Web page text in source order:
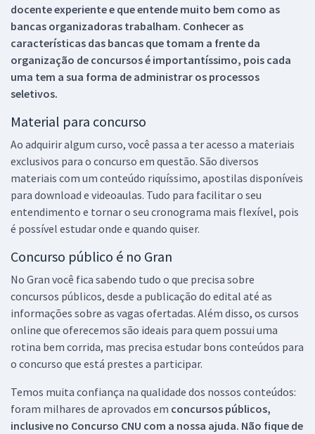
docente experiente e que entende muito bem como as
bancas organizadoras trabalham. Conhecer as
características das bancas que tomam a frente da
organização de concursos é importantíssimo, pois cada
uma tem a sua forma de administrar os processos
seletivos.
Material para concurso
Ao adquirir algum curso, você passa a ter acesso a materiais
exclusivos para o concurso em questão. São diversos
materiais com um conteúdo riquíssimo, apostilas disponíveis
para download e videoaulas. Tudo para facilitar o seu
entendimento e tornar o seu cronograma mais flexível, pois
é possível estudar onde e quando quiser.
Concurso público é no Gran
No Gran você fica sabendo tudo o que precisa sobre
concursos públicos, desde a publicação do edital até as
informações sobre as vagas ofertadas. Além disso, os cursos
online que oferecemos são ideais para quem possui uma
rotina bem corrida, mas precisa estudar bons conteúdos para
o concurso que está prestes a participar.
Temos muita confiança na qualidade dos nossos conteúdos:
foram milhares de aprovados em concursos públicos,
inclusive no Concurso CNU com a nossa ajuda. Não fique de